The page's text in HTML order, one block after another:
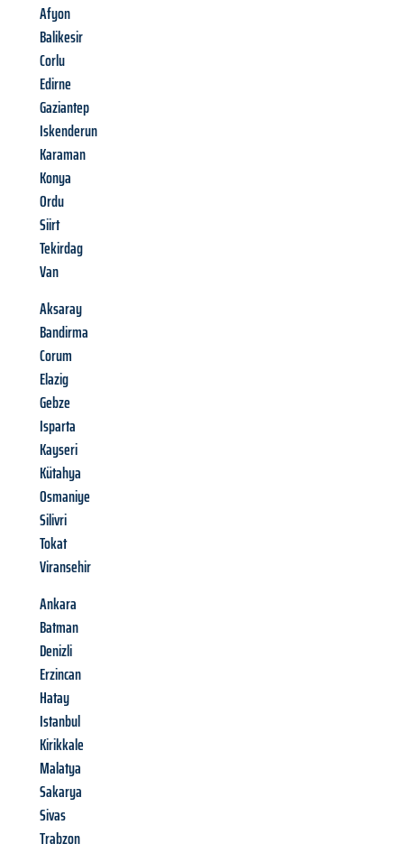
Afyon
Balikesir
Corlu
Edirne
Gaziantep
Iskenderun
Karaman
Konya
Ordu
Siirt
Tekirdag
Van
Aksaray
Bandirma
Corum
Elazig
Gebze
Isparta
Kayseri
Kütahya
Osmaniye
Silivri
Tokat
Viransehir
Ankara
Batman
Denizli
Erzincan
Hatay
Istanbul
Kirikkale
Malatya
Sakarya
Sivas
Trabzon